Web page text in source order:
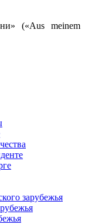
(«Aus meinem
зарубежья